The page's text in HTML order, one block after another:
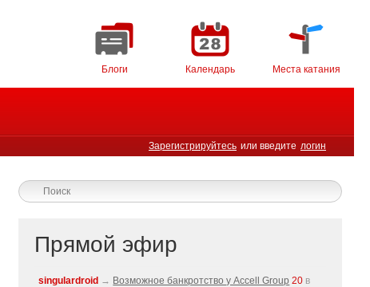
Блоги Календарь Места катания
Зарегистрируйтесь или введите логин
Прямой эфир
singulardroid → Возможное банкротство у Accell Group 20 в